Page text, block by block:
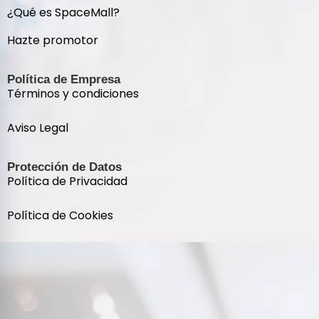
¿Qué es SpaceMall?
Hazte promotor
Política de Empresa
Términos y condiciones
Aviso Legal
Protección de Datos
Política de Privacidad
Política de Cookies